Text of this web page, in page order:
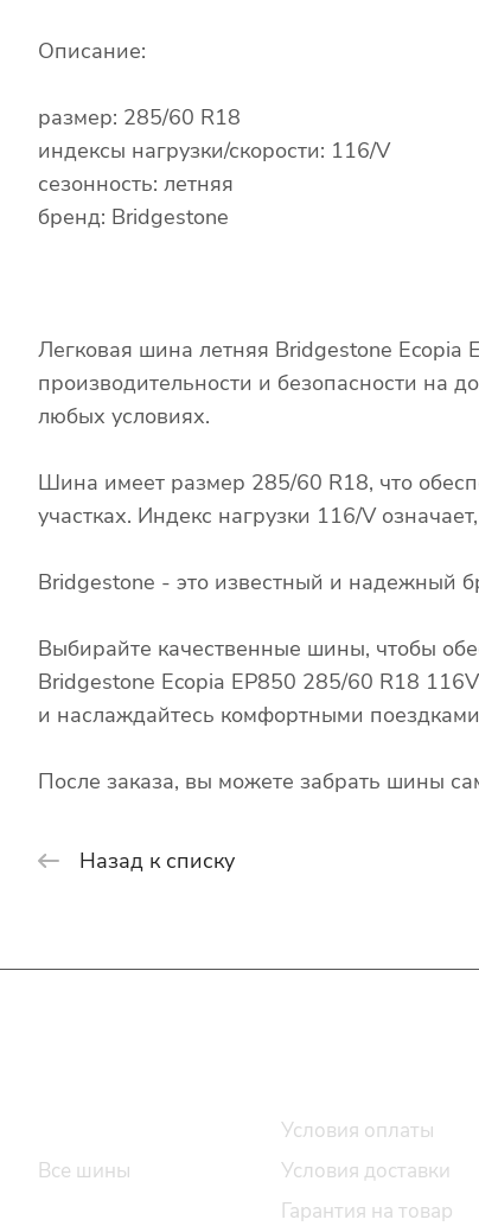
Описание:
размер: 285/60 R18
индексы нагрузки/скорости: 116/V
сезонность: летняя
бренд: Bridgestone
Легковая шина летняя Bridgestone
производительности и безопасности на
любых условиях.
Шина имеет размер 285/60 R18, что
участках. Индекс нагрузки 116/V
Bridgestone - это известный и надежный
Выбирайте качественные шины, чтобы
Bridgestone Ecopia EP850 285/60 R18
и наслаждайтесь комфортными
После заказа, вы можете забрать шины
Назад к списку
Все шины
Условия оплаты
Условия доставки
Гарантия на товар